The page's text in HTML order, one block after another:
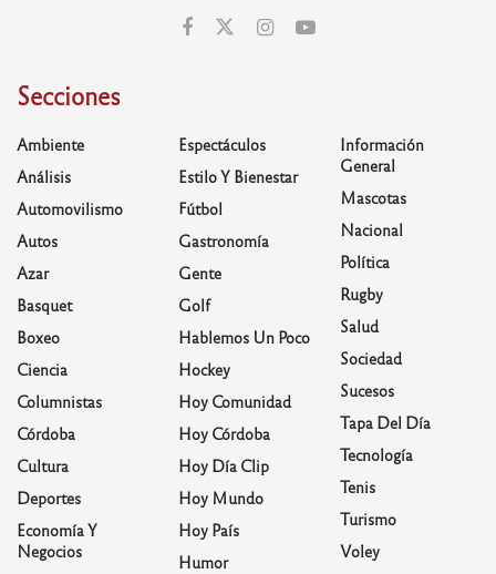
Secciones
Ambiente
Análisis
Automovilismo
Autos
Azar
Basquet
Boxeo
Ciencia
Columnistas
Córdoba
Cultura
Deportes
Economía Y
Negocios
Espectáculos
Estilo Y Bienestar
Fútbol
Gastronomía
Gente
Golf
Hablemos Un Poco
Hockey
Hoy Comunidad
Hoy Córdoba
Hoy Día Clip
Hoy Mundo
Hoy País
Humor
Información
General
Mascotas
Nacional
Política
Rugby
Salud
Sociedad
Sucesos
Tapa Del Día
Tecnología
Tenis
Turismo
Voley